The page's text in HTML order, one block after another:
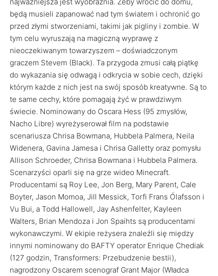
będą musieli zapanować nad tym światem i ochronić go
przed złymi stworzeniami, takimi jak pigliny i zombie. W
tym celu wyruszają na magiczną wyprawę z
nieoczekiwanym towarzyszem – doświadczonym
graczem Stevem (Black). Ta przygoda zmusi całą piątkę
do wykazania się odwagą i odkrycia w sobie cech, dzięki
którym każde z nich jest na swój sposób kreatywne. Są to
te same cechy, które pomagają żyć w prawdziwym
świecie. Nominowany do Oscara Hess (95 zmysłów,
Nacho Libre) wyreżyserował film na podstawie
scenariusza Chrisa Bowmana, Hubbela Palmera, Neila
Widenera, Gavina Jamesa i Chrisa Galletty oraz pomysłu
Allison Schroeder, Chrisa Bowmana i Hubbela Palmera.
Scenarzyści oparli się na grze wideo Minecraft.
Producentami są Roy Lee, Jon Berg, Mary Parent, Cale
Boyter, Jason Momoa, Jill Messick, Torfi Frans Ólafsson i
Vu Bui, a Todd Hallowell, Jay Ashenfelter, Kayleen
Walters, Brian Mendoza i Jon Spaihts są producentami
wykonawczymi. W ekipie reżysera znaleźli się między
innymi nominowany do BAFTY operator Enrique Chediak
(127 godzin, Transformers: Przebudzenie bestii),
nagrodzony Oscarem scenograf Grant Major (Władca